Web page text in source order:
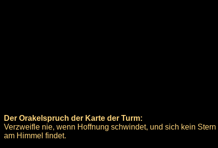
Der Orakelspruch der Karte der Turm:
Verzweifle nie, wenn Hoffnung schwindet, und sich kein Stern
am Himmel findet.